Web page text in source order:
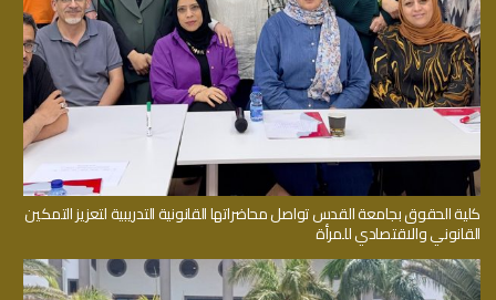
كلية الحقوق بجامعة القدس تواصل محاضراتها القانونية التدريبية لتعزيز التمكين
القانوني والاقتصادي للمرأة